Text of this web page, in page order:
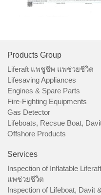
Products Group
Liferaft แพชูชีพ แพช่วยชีวิต
Lifesaving Appliances
Engines & Spare Parts
Fire-Fighting Equipments
Gas Detector
Lifeboats, Recsue Boat,
Offshore Products
Services
Inspection of Inflatable
แพช่วยชีวิต
Inspection of Lifeboat, Davit